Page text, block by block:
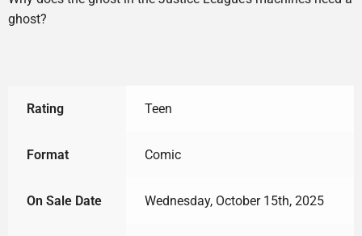
ghost?
Rating Teen
Format Comic
On Sale Date Wednesday, October 15th, 2025